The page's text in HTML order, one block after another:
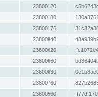
23800120
23800180
23800176
23800840
23800620
23800660
23800630
23800760
23800560